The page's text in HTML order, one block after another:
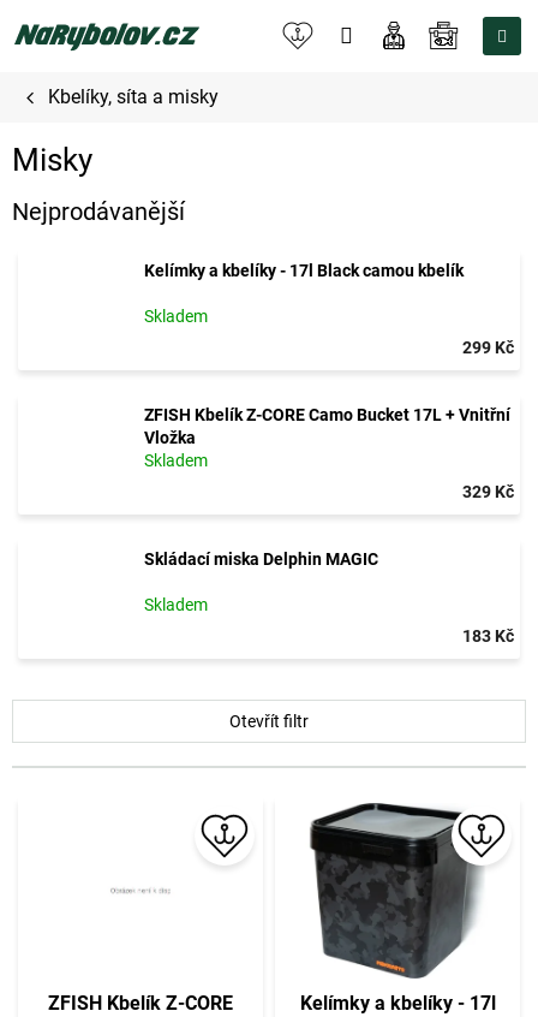
na
NÁKUPNÍ
Kbelíky, síta a misky
Misky
Nejprodávanější
Kelímky a kbelíky - 17l Black camou kbelík
Skladem
299 Kč
ZFISH Kbelík Z-CORE Camo Bucket 17L + Vnitřní
Vložka
Skladem
329 Kč
Skládací miska Delphin MAGIC
Skladem
183 Kč
Otevřít filtr
ý
p
ZFISH Kbelík Z-CORE
Kelímky a kbelíky - 17l